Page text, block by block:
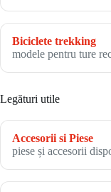
Biciclete trekking
modele pentru ture
Legături utile
Accesorii si Piese
piese și accesorii